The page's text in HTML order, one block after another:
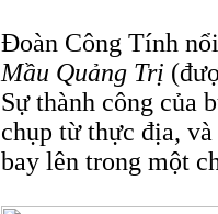
Đoàn Công Tính
Mầu Quảng Trị
Sự thành công của
chụp từ thực địa,
bay lên trong một